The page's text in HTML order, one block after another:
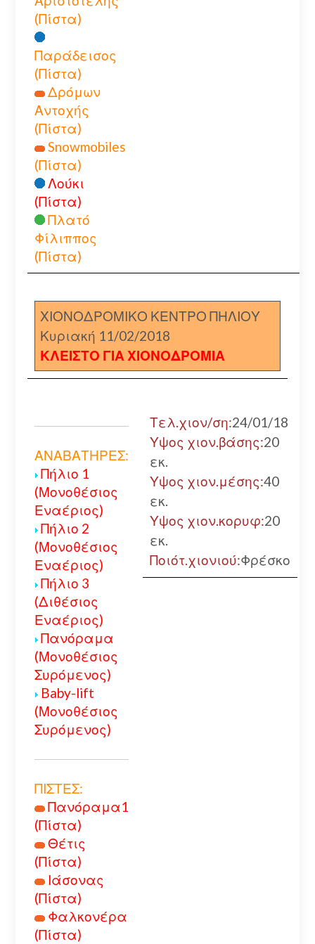
(Πίστα)
Παράδεισος
(Πίστα)
Δρόμων
Αντοχής
(Πίστα)
Snowmobiles
(Πίστα)
Λούκι
(Πίστα)
Πλατό
Φίλιππος
(Πίστα)
ΧΙΟΝΟΔΡΟΜΙΚΟ ΚΕΝΤΡΟ ΠΗΛΙΟΥ
Κυριακή 11/02/2018
ΚΛΕΙΣΤΟ ΓΙΑ ΧΙΟΝΟΔΡΟΜΙΑ
ΑΝΑΒΑΤΗΡΕΣ:
Πήλιο 1
(Μονοθέσιος
Εναέριος)
Πήλιο 2
(Μονοθέσιος
Εναέριος)
Πήλιο 3
(Διθέσιος
Εναέριος)
Πανόραμα
(Μονοθέσιος
Συρόμενος)
Baby-lift
(Μονοθέσιος
Συρόμενος)
ΠΙΣΤΕΣ:
Πανόραμα1
(Πίστα)
Θέτις
(Πίστα)
Ιάσονας
(Πίστα)
Φαλκονέρα
(Πίστα)
Τελ.χιον/ση:24/01/18
Υψος χιον.βάσης:20
εκ.
Υψος χιον.μέσης:40
εκ.
Υψος χιον.κορυφ:20
εκ.
Ποιότ.χιονιού:Φρέσκο